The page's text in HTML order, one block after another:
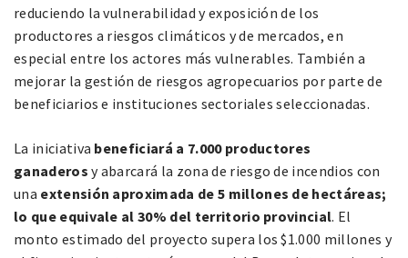
reduciendo la vulnerabilidad y exposición de los
productores a riesgos climáticos y de mercados, en
especial entre los actores más vulnerables. También a
mejorar la gestión de riesgos agropecuarios por parte de
beneficiarios e instituciones sectoriales seleccionadas.
La iniciativa beneficiará a 7.000 productores
ganaderos y abarcará la zona de riesgo de incendios con
una extensión aproximada de 5 millones de hectáreas;
lo que equivale al 30% del territorio provincial. El
monto estimado del proyecto supera los $1.000 millones y